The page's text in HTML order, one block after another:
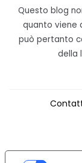
Questo blog
quanto viene
può pertanto
della